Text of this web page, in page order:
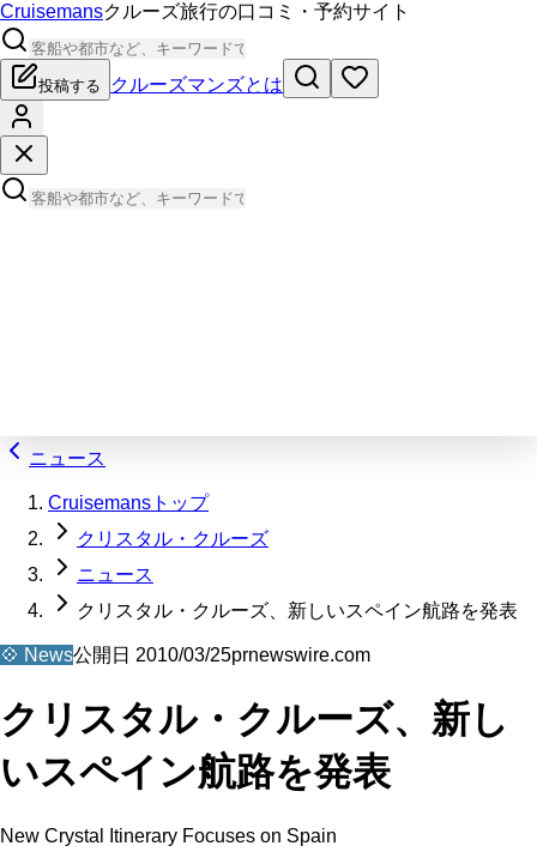
Cruisemansクルーズ旅行の口コミ・予約サイト
投稿する クルーズマンズとは
ニュース
Cruisemansトップ
クリスタル・クルーズ
ニュース
クリスタル・クルーズ、新しいスペイン航路を発表
💠 News公開日 2010/03/25prnewswire.com
クリスタル・クルーズ、新し
いスペイン航路を発表
New Crystal Itinerary Focuses on Spain